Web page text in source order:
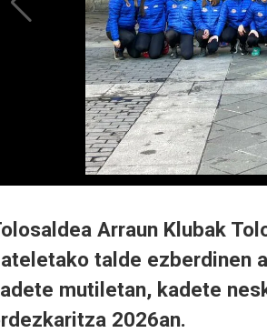
Arraun Klubak
talde ezberdinen
mutiletan, kadete
2026an.